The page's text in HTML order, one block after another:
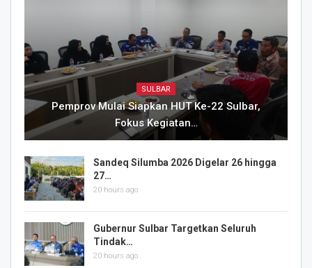
SULBAR
Pemprov Mulai Siapkan HUT Ke-22 Sulbar,
Fokus Kegiatan…
Sandeq Silumba 2026 Digelar 26 hingga
27…
20 hours ago
Gubernur Sulbar Targetkan Seluruh
Tindak…
20 hours ago